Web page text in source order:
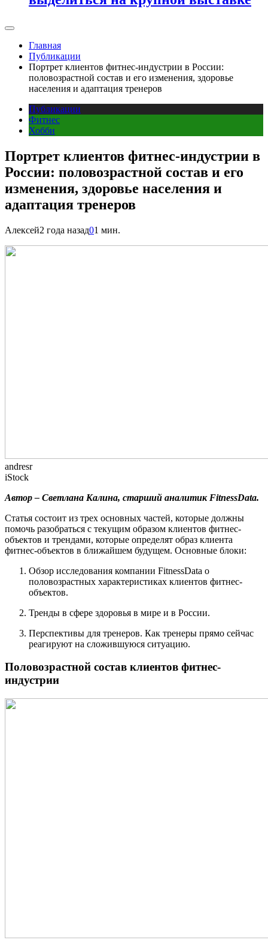
Главная
Публикации
Портрет клиентов фитнес-индустрии в России:
половозрастной состав и его изменения, здоровье
населения и адаптация тренеров
Публикации
Фитнес
Хобби
Портрет клиентов фитнес-индустрии в
России: половозрастной состав и его
изменения, здоровье населения и
адаптация тренеров
Алексей2 года назад01 мин.
andresr
iStock
Автор – Светлана Калина, старший аналитик FitnessData.
Статья состоит из трех основных частей, которые должны
помочь разобраться с текущим образом клиентов фитнес-
объектов и трендами, которые определят образ клиента
фитнес-объектов в ближайшем будущем. Основные блоки:
Обзор исследования компании FitnessData о
половозрастных характеристиках клиентов фитнес-
объектов.
Тренды в сфере здоровья в мире и в России.
Перспективы для тренеров. Как тренеры прямо сейчас
реагируют на сложившуюся ситуацию.
Половозрастной состав клиентов фитнес-
индустрии